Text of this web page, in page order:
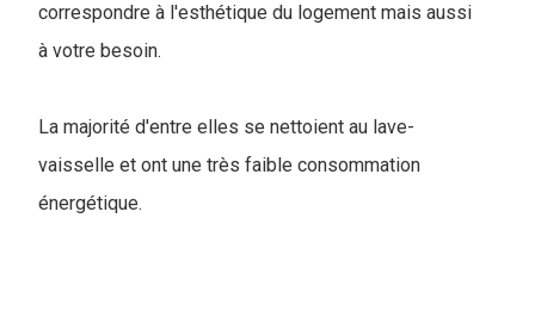
correspondre à l'esthétique du logement mais aussi
à votre besoin.
La majorité d'entre elles se nettoient au lave-
vaisselle et ont une très faible consommation
énergétique.